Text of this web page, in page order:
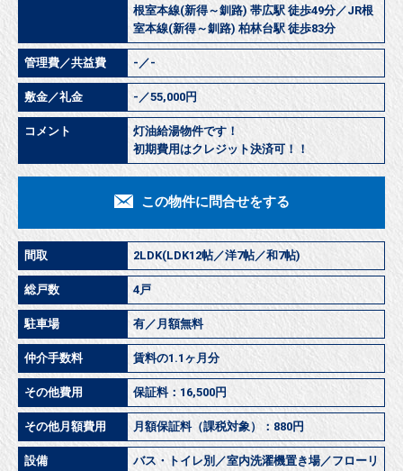
根室本線(新得～釧路) 帯広駅 徒歩49分／JR根
室本線(新得～釧路) 柏林台駅 徒歩83分
管理費／共益費 -／-
敷金／礼金 -／55,000円
コメント
灯油給湯物件です！
初期費用はクレジット決済可！！
この物件に問合せをする
間取 2LDK(LDK12帖／洋7帖／和7帖)
総戸数 4戸
駐車場 有／月額無料
仲介手数料 賃料の1.1ヶ月分
その他費用 保証料：16,500円
その他月額費用 月額保証料（課税対象）：880円
設備 バス・トイレ別／室内洗濯機置き場／フローリ